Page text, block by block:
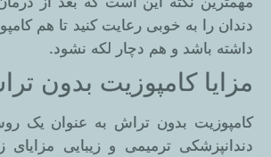
دندان را به خوبی رعایت کنید تا هم
داشته باشد و هم دچار لکه نشود.
مزایا کامپوزیت بدون
کامپوزیت بدون تراش به عنوان یک
دندانپزشکی ترمیمی و زیبایی مزایای